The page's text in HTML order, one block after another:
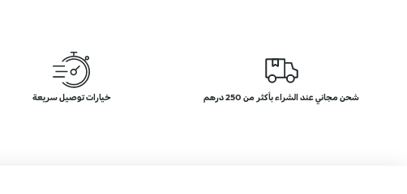
شحن مجاني عند الشراء بأكثر من 250 درهم خيارات توصيل سريعة